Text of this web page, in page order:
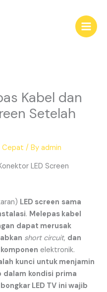
Kabel dan
Setelah
Cepat / Byadmin
LED Screen
LED screen sama
. Melepas kabel
dapat merusak
short circuit, dan
komponen elektronik.
kunci untuk menjamin
dalam kondisi prima
LED TV ini wajib